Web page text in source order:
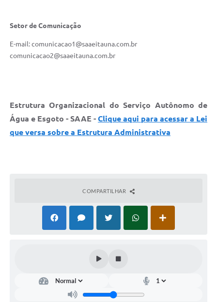
Setor de Comunicação
E-mail: comunicacao1@saaeitauna.com.br
comunicacao2@saaeitauna.com.br
Estrutura Organizacional do Serviço Autônomo de
Água e Esgoto - SAAE - Clique aqui para acessar a Lei
que versa sobre a Estrutura Administrativa
COMPARTILHAR